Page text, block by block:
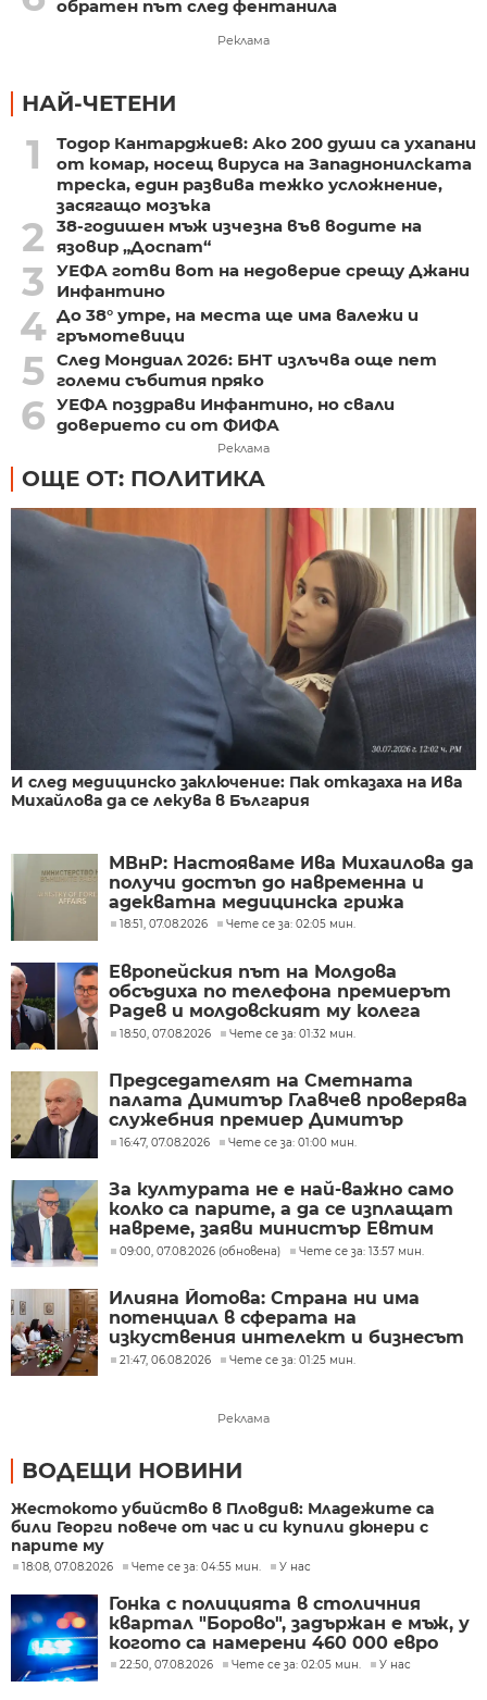
обратен път след фентанила
Реклама
НАЙ-ЧЕТЕНИ
1
Тодор Кантарджиев: Ако 200 души са ухапани
от комар, носещ вируса на Западнонилската
треска, един развива тежко усложнение,
засягащо мозъка
2
38-годишен мъж изчезна във водите на
язовир „Доспат“
3
УЕФА готви вот на недоверие срещу Джани
Инфантино
4 До 38° утре, на места ще има валежи и
гръмотевици
5 След Мондиал 2026: БНТ излъчва още пет
големи събития пряко
6 УЕФА поздрави Инфантино, но свали
доверието си от ФИФА
Реклама
ОЩЕ ОТ: ПОЛИТИКА
И след медицинско заключение: Пак отказаха на Ива
Михайлова да се лекува в България
МВнР: Настояваме Ива Михаилова да
получи достъп до навременна и
адекватна медицинска грижа
18:51, 07.08.2026 Чете се за: 02:05 мин.
Европейския път на Молдова
обсъдиха по телефона премиерът
Радев и молдовският му колега
Тофан
18:50, 07.08.2026 Чете се за: 01:32 мин.
Председателят на Сметната
палата Димитър Главчев проверява
служебния премиер Димитър
Главчев?
16:47, 07.08.2026 Чете се за: 01:00 мин.
За културата не е най-важно само
колко са парите, а да се изплащат
навреме, заяви министър Евтим
Милошев
09:00, 07.08.2026 (обновена) Чете се за: 13:57 мин.
Илияна Йотова: Страна ни има
потенциал в сферата на
изкуствения интелект и бизнесът
забелязва тези перспективи
21:47, 06.08.2026 Чете се за: 01:25 мин.
Реклама
ВОДЕЩИ НОВИНИ
Жестокото убийство в Пловдив: Младежите са
били Георги повече от час и си купили дюнери с
парите му
18:08, 07.08.2026 Чете се за: 04:55 мин. У нас
Гонка с полицията в столичния
квартал "Борово", задържан е мъж, у
когото са намерени 460 000 евро
22:50, 07.08.2026 Чете се за: 02:05 мин. У нас